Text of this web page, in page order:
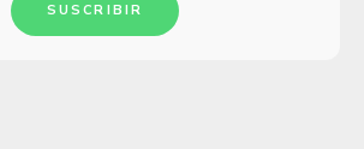
SUSCRIBIR